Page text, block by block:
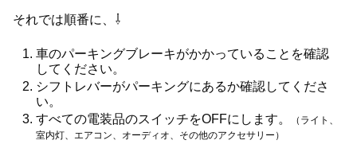
それでは順番に、⇩
車のパーキングブレーキがかかっていることを確認
してください。
シフトレバーがパーキングにあるか確認してくださ
い。
すべての電装品のスイッチをOFFにします。
（ライト、
室内灯、エアコン、オーディオ、その他のアクセサリー）